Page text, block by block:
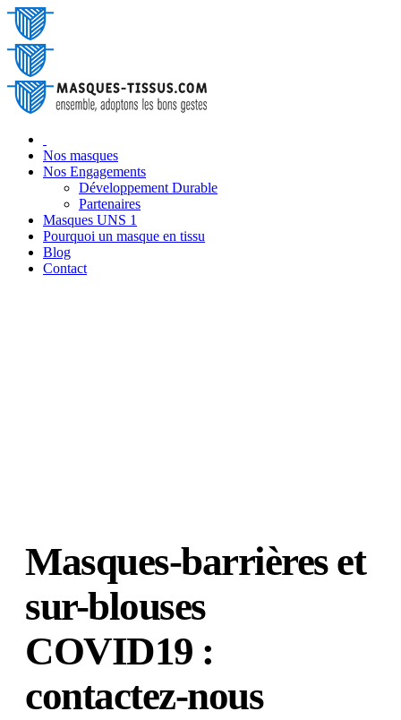
Nos masques
Nos Engagements
Développement Durable
Partenaires
Masques UNS 1
Pourquoi un masque en tissu
Blog
‎Contact
Masques-barrières et
sur-blouses
COVID19 :
contactez-nous